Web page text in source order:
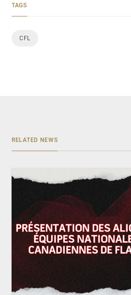
TAGS
CFL
RELATED NEWS